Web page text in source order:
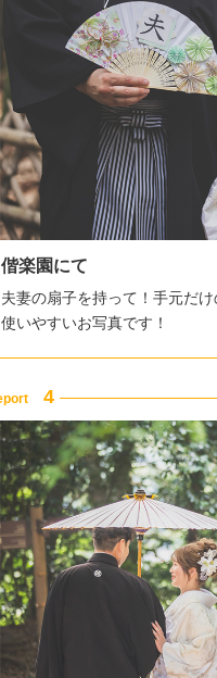
偕楽園にて
夫妻の扇子を持って！手元だ
使いやすいお写真です！